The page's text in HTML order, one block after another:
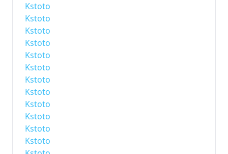
Kstoto
Kstoto
Kstoto
Kstoto
Kstoto
Kstoto
Kstoto
Kstoto
Kstoto
Kstoto
Kstoto
Kstoto